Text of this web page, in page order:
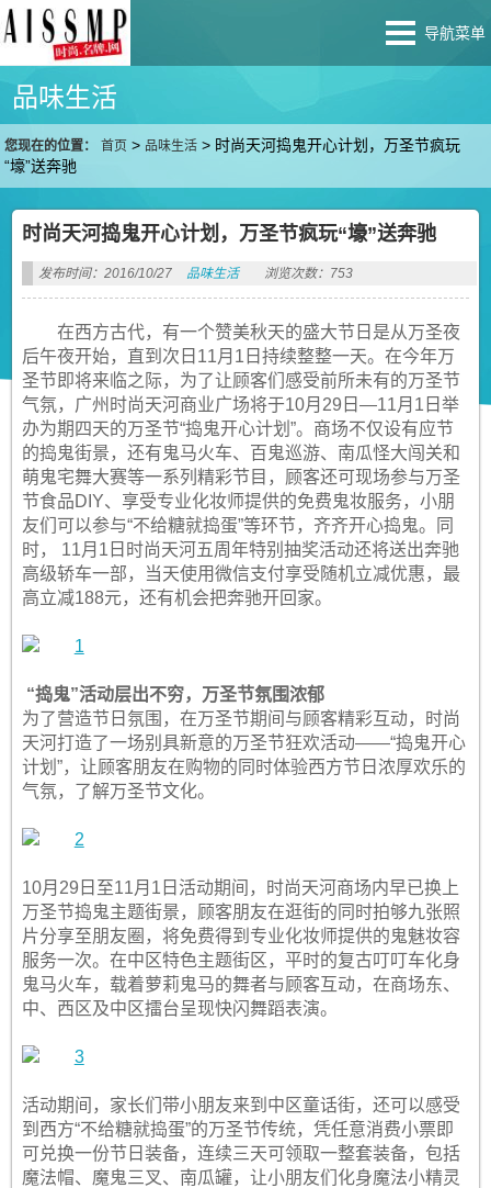
导航菜单
品味生活
您现在的位置： 首页 > 品味生活 > 时尚天河捣鬼开心计划，万圣节疯玩
“壕”送奔驰
时尚天河捣鬼开心计划，万圣节疯玩“壕”送奔驰
发布时间：2016/10/27 品味生活 浏览次数：753
在西方古代，有一个赞美秋天的盛大节日是从万圣夜
后午夜开始，直到次日11月1日持续整整一天。在今年万
圣节即将来临之际，为了让顾客们感受前所未有的万圣节
气氛，广州时尚天河商业广场将于10月29日—11月1日举
办为期四天的万圣节“捣鬼开心计划”。商场不仅设有应节
的捣鬼街景，还有鬼马火车、百鬼巡游、南瓜怪大闯关和
萌鬼宅舞大赛等一系列精彩节目，顾客还可现场参与万圣
节食品DIY、享受专业化妆师提供的免费鬼妆服务，小朋
友们可以参与“不给糖就捣蛋”等环节，齐齐开心捣鬼。同
时， 11月1日时尚天河五周年特别抽奖活动还将送出奔驰
高级轿车一部，当天使用微信支付享受随机立减优惠，最
高立减188元，还有机会把奔驰开回家。
“捣鬼”活动层出不穷，万圣节氛围浓郁
为了营造节日氛围，在万圣节期间与顾客精彩互动，时尚
天河打造了一场别具新意的万圣节狂欢活动——“捣鬼开心
计划”，让顾客朋友在购物的同时体验西方节日浓厚欢乐的
气氛，了解万圣节文化。
10月29日至11月1日活动期间，时尚天河商场内早已换上
万圣节捣鬼主题街景，顾客朋友在逛街的同时拍够九张照
片分享至朋友圈，将免费得到专业化妆师提供的鬼魅妆容
服务一次。在中区特色主题街区，平时的复古叮叮车化身
鬼马火车，载着萝莉鬼马的舞者与顾客互动，在商场东、
中、西区及中区擂台呈现快闪舞蹈表演。
活动期间，家长们带小朋友来到中区童话街，还可以感受
到西方“不给糖就捣蛋”的万圣节传统，凭任意消费小票即
可兑换一份节日装备，连续三天可领取一整套装备，包括
魔法帽、魔鬼三叉、南瓜罐，让小朋友们化身魔法小精灵